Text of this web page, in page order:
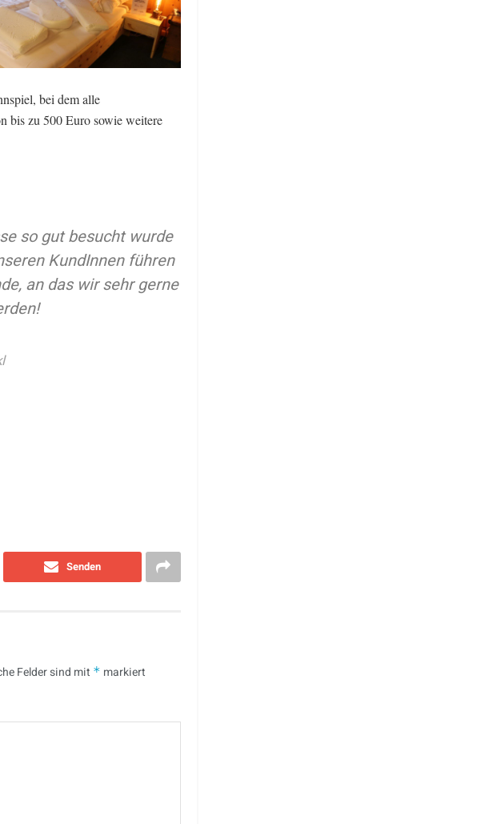
bei dem alle
bis zu 500 Euro sowie weitere
so gut besucht wurde
KundInnen führen
an das wir sehr gerne
Senden
Felder sind mit * markiert